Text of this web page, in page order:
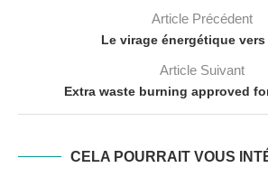
Article Précédent
Le virage énergétique vers
Article Suivant
Extra waste burning approved
CELA POURRAIT VOUS